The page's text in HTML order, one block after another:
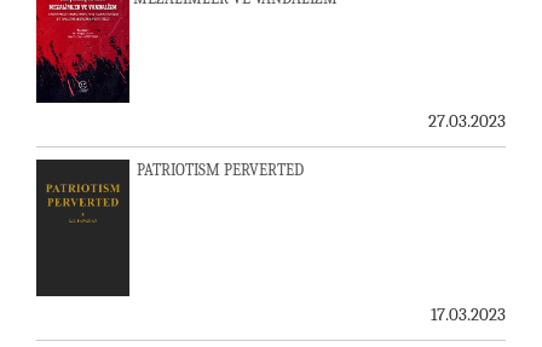
27.03.2023
PATRIOTISM PERVERTED
17.03.2023